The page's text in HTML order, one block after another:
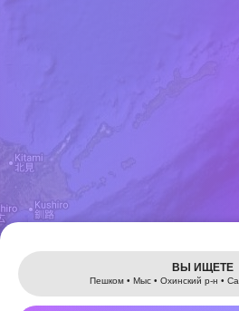
ВЫ ИЩЕТЕ
Пешком • Мыс • Охинский р-н •